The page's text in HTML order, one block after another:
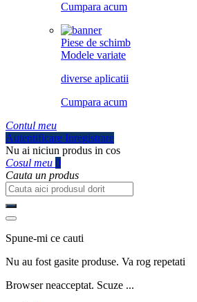
Cumpara acum
Piese de schimb
Modele variate
diverse aplicatii
Cumpara acum
Contul meu
Autentificare Inregistrare
Nu ai niciun produs in cos
Cosul meu 0
Cauta un produs
Spune-mi ce cauti
Nu au fost gasite produse. Va rog repetati
Browser neacceptat. Scuze ...